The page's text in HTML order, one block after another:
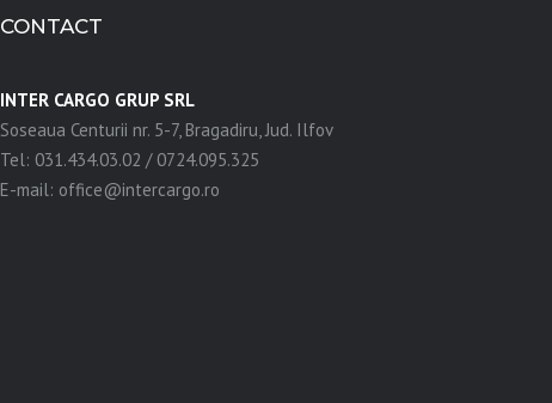
CONTACT
INTER CARGO GRUP SRL
Soseaua Centurii nr. 5-7, Bragadiru, Jud. Ilfov
Tel: 031.434.03.02 / 0724.095.325
E-mail: office@intercargo.ro